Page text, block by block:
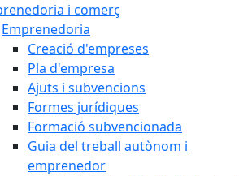
i comerç
Emprenedoria
Creació d'empreses
Pla d'empresa
Ajuts i subvencions
Formes jurídiques
Formació subvencionada
Guia del treball autònom i
emprenedor